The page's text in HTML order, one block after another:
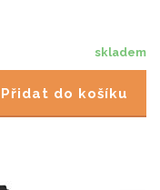
skladem
Přidat do košíku